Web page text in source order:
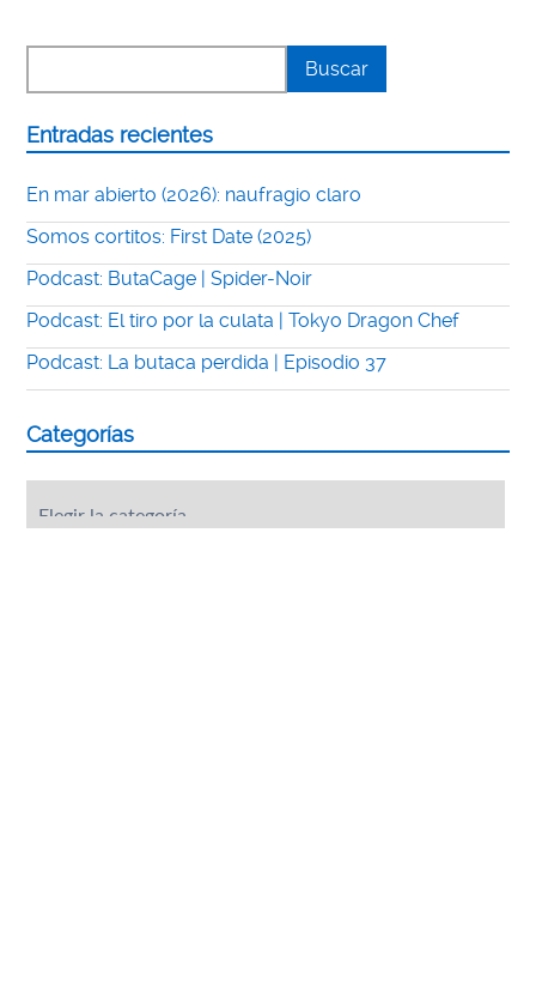
Entradas recientes
En mar abierto (2026): naufragio claro
Somos cortitos: First Date (2025)
Podcast: ButaCage | Spider-Noir
Podcast: El tiro por la culata | Tokyo Dragon Chef
Podcast: La butaca perdida | Episodio 37
Categorías